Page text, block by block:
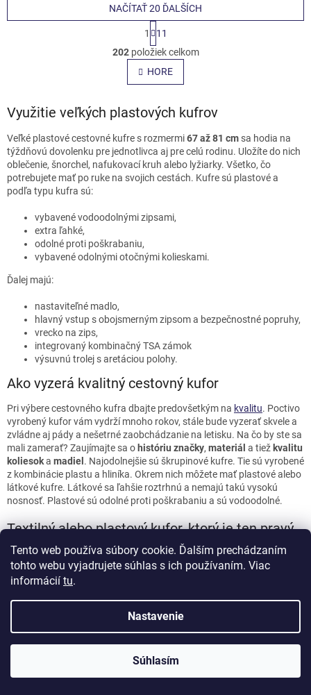
Tento web používa súbory cookie. Ďalším prechádzaním
tohto webu vyjadrujete súhlas s ich používaním. Viac
informácií tu.
Nastavenie
Súhlasím
O
v
l
á
a
c
i
e
p
r
y
p
NAČÍTAŤ 20 ĎALŠÍCH
t
r
á
n
k
v
a
i
e
1
11
202položiek celkom
HORE
Využitie veľkých plastových kufrov
Veľké plastové cestovné kufre s rozmermi67 až 81 cm sa hodia na
týždňovú dovolenku pre jednotlivca aj pre celú rodinu. Uložíte do nich
oblečenie, šnorchel, nafukovací kruh alebo lyžiarky. Všetko, čo
potrebujete mať po ruke na svojich cestách. Kufre sú plastové a
podľa typu kufra sú:
vybavené vodoodolnými zipsami,
extra ľahké,
odolné proti poškrabaniu,
vybavené odolnými otočnými kolieskami.
Ďalej majú:
nastaviteľné madlo,
hlavný vstup s obojsmerným zipsom a bezpečnostné popruhy,
vrecko na zips,
integrovaný kombinačný TSA zámok
výsuvnú trolej s aretáciou polohy.
Ako vyzerá kvalitný cestovný kufor
Pri výbere cestovného kufra dbajte predovšetkým na kvalitu. Poctivo
vyrobený kufor vám vydrží mnoho rokov, stále bude vyzerať skvele a
zvládne aj pády a nešetrné zaobchádzanie na letisku. Na čo by ste sa
mali zamerať? Zaujímajte sa o históriu značky, materiál a tiež kvalitu
koliesoka madiel . Najodolnejšie sú škrupinové kufre. Tie sú vyrobené
z kombinácie plastu a hliníka. Okrem nich môžete mať plastové alebo
látkové kufre. Látkové sa ľahšie roztrhnú a nemajú takú vysokú
nosnosť. Plastové sú odolné proti poškrabaniu a sú vodoodolné.
Textilný alebo plastový kufor, ktorý je ten pravý
Premýšľate, či zvoliťtextilný alebo plastový kufor ? Pozrime sa, aké sú
medzi nimi rozdiely.Textilné kufresú veľmiľahké, členenévreckami
priehradkami, a to vo vnútri kufra aj na jeho povrchu. Praktické
optimálne prispôsobíte svojim potrebám.
Plastové kufresúnepremokavé, odolné protipoškrabaniua
udržiavajú